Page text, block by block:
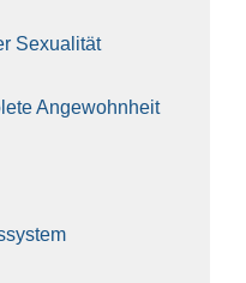
Sexua­li­tät
An‍ge‍wohn‍heit